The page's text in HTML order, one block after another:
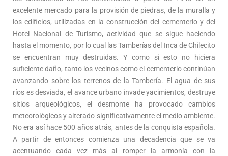
excelente mercado para la provisión de piedras, de la muralla y
los edificios, utilizadas en la construcción del cementerio y del
Hotel Nacional de Turismo, actividad que se sigue haciendo
hasta el momento, por lo cual las Tamberías del Inca de Chilecito
se encuentran muy destruidas. Y como si esto no hiciera
suficiente daño, tanto los vecinos como el cementerio continúan
avanzando sobre los terrenos de la Tambería. El agua de sus
ríos es desviada, el avance urbano invade yacimientos, destruye
sitios arqueológicos, el desmonte ha provocado cambios
meteorológicos y alterado significativamente el medio ambiente.
No era así hace 500 años atrás, antes de la conquista española.
A partir de entonces comienza una decadencia que se va
acentuando cada vez más al romper la armonía con la